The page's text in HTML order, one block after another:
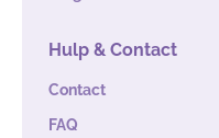
Hulp & Contact
Contact
FAQ